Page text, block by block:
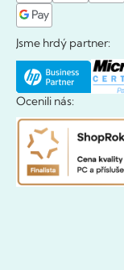
Jsme hrdý partner:
Ocenili nás: